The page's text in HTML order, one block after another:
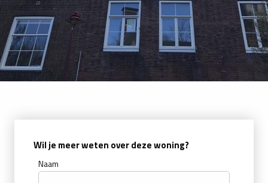
Wil je meer weten over deze woning?
Naam